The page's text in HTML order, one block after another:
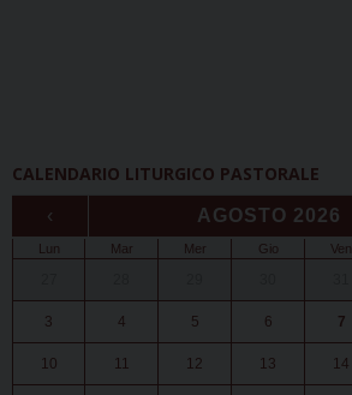
CALENDARIO LITURGICO PASTORALE
‹ AGOSTO 2026
Lun Mar Mer Gio Ven
3 4 5 6 7
10 11 12 13 14